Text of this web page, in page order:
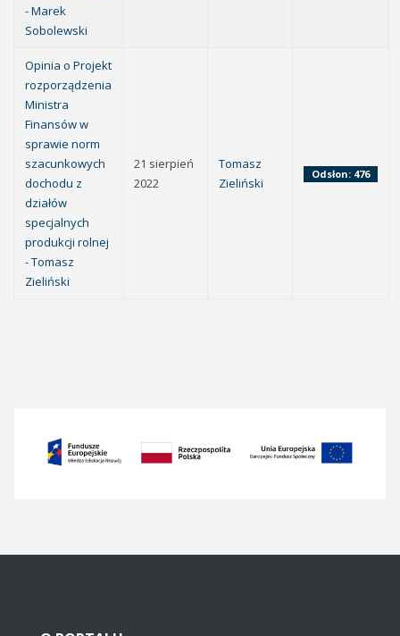
- Marek
Sobolewski
Opinia o Projekt
rozporządzenia
Ministra
Finansów w
sprawie norm
szacunkowych
dochodu z
działów
specjalnych
produkcji rolnej
- Tomasz
Zieliński
21 sierpień
2022
Tomasz
Zieliński
Odsłon: 476